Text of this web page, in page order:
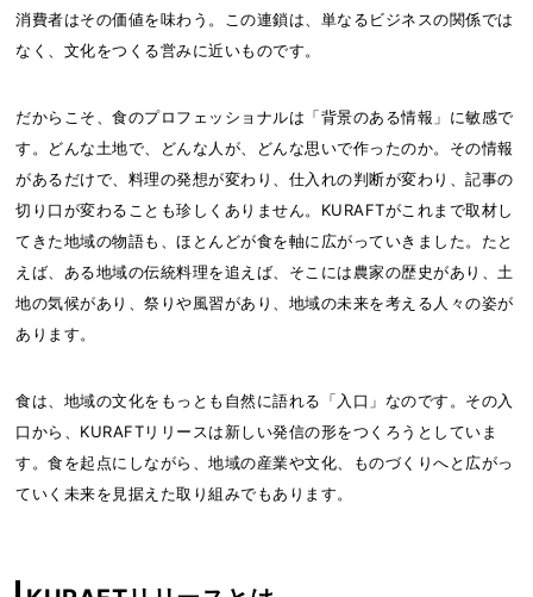
消費者はその価値を味わう。この連鎖は、単なるビジネスの関係では
なく、文化をつくる営みに近いものです。
だからこそ、食のプロフェッショナルは「背景のある情報」に敏感で
す。どんな土地で、どんな人が、どんな思いで作ったのか。その情報
があるだけで、料理の発想が変わり、仕入れの判断が変わり、記事の
切り口が変わることも珍しくありません。KURAFTがこれまで取材し
てきた地域の物語も、ほとんどが食を軸に広がっていきました。たと
えば、ある地域の伝統料理を追えば、そこには農家の歴史があり、土
地の気候があり、祭りや風習があり、地域の未来を考える人々の姿が
あります。
食は、地域の文化をもっとも自然に語れる「入口」なのです。その入
口から、KURAFTリリースは新しい発信の形をつくろうとしていま
す。食を起点にしながら、地域の産業や文化、ものづくりへと広がっ
ていく未来を見据えた取り組みでもあります。